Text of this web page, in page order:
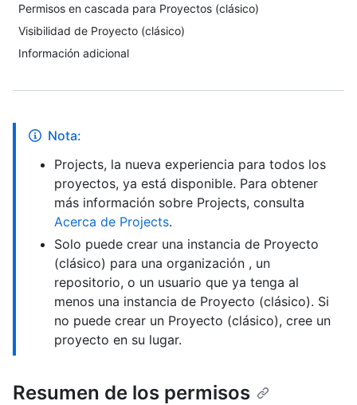
Permisos en cascada para Proyectos (clásico)
Visibilidad de Proyecto (clásico)
Información adicional
Nota:
Projects, la nueva experiencia para todos los
proyectos, ya está disponible. Para obtener
más información sobre Projects, consulta
Acerca de Projects.
Solo puede crear una instancia de Proyecto
(clásico) para una organización , un
repositorio, o un usuario que ya tenga al
menos una instancia de Proyecto (clásico). Si
no puede crear un Proyecto (clásico), cree un
proyecto en su lugar.
Resumen de los permisos